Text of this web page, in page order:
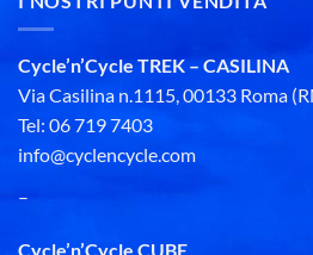
Cycle’n’Cycle TREK – CASILINA
Via Casilina n.1115, 00133 Roma
Tel: 06 719 7403
info@cyclencycle.com
–
Cycle’n’Cycle CUBE